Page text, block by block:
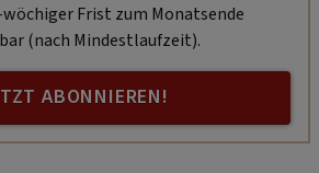
Frist zum Monatsende
(nach Mindestlaufzeit).
ABONNIEREN!